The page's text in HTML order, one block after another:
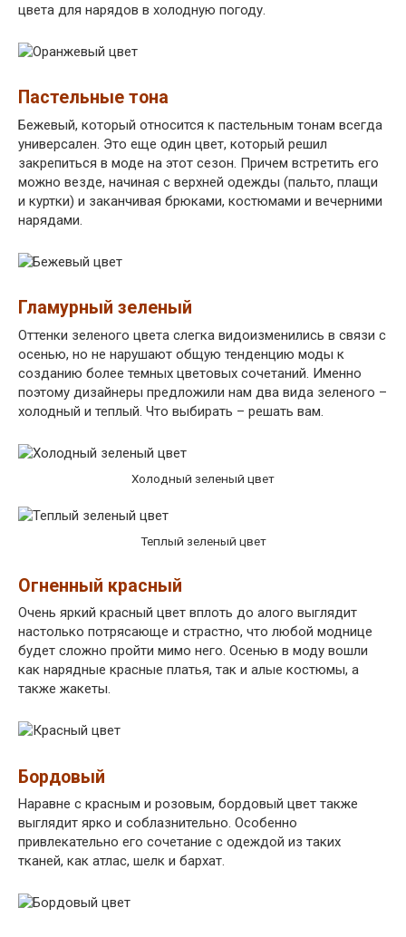
цвета для нарядов в холодную погоду.
Пастельные тона
Бежевый, который относится к пастельным тонам всегда
универсален. Это еще один цвет, который решил
закрепиться в моде на этот сезон. Причем встретить его
можно везде, начиная с верхней одежды (пальто, плащи
и куртки) и заканчивая брюками, костюмами и вечерними
нарядами.
Гламурный зеленый
Оттенки зеленого цвета слегка видоизменились в связи с
осенью, но не нарушают общую тенденцию моды к
созданию более темных цветовых сочетаний. Именно
поэтому дизайнеры предложили нам два вида зеленого –
холодный и теплый. Что выбирать – решать вам.
Холодный зеленый цвет
Теплый зеленый цвет
Огненный красный
Очень яркий красный цвет вплоть до алого выглядит
настолько потрясающе и страстно, что любой моднице
будет сложно пройти мимо него. Осенью в моду вошли
как нарядные красные платья, так и алые костюмы, а
также жакеты.
Бордовый
Наравне с красным и розовым, бордовый цвет также
выглядит ярко и соблазнительно. Особенно
привлекательно его сочетание с одеждой из таких
тканей, как атлас, шелк и бархат.